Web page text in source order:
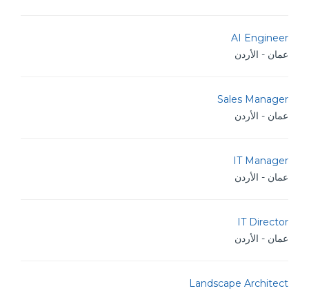
AI Engineer
عمان - الأردن
Sales Manager
عمان - الأردن
IT Manager
عمان - الأردن
IT Director
عمان - الأردن
Landscape Architect